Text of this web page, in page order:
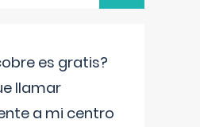
es gratis?
llamar
a mi centro